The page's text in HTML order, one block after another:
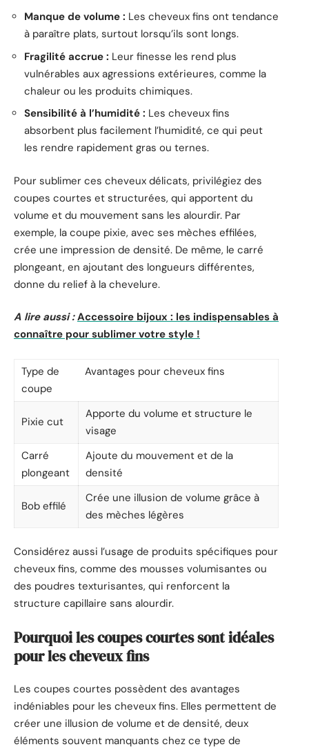
Manque de volume : Les cheveux fins ont tendance
à paraître plats, surtout lorsqu’ils sont longs.
Fragilité accrue : Leur finesse les rend plus
vulnérables aux agressions extérieures, comme la
chaleur ou les produits chimiques.
Sensibilité à l’humidité : Les cheveux fins
absorbent plus facilement l’humidité, ce qui peut
les rendre rapidement gras ou ternes.
Pour sublimer ces cheveux délicats, privilégiez des
coupes courtes et structurées, qui apportent du
volume et du mouvement sans les alourdir. Par
exemple, la coupe pixie, avec ses mèches effilées,
crée une impression de densité. De même, le carré
plongeant, en ajoutant des longueurs différentes,
donne du relief à la chevelure.
A lire aussi : Accessoire bijoux : les indispensables à
connaître pour sublimer votre style !
Type de
coupe
Avantages pour cheveux fins
Pixie cut
Apporte du volume et structure le
visage
Carré
plongeant
Ajoute du mouvement et de la
densité
Bob effilé
Crée une illusion de volume grâce à
des mèches légères
Considérez aussi l’usage de produits spécifiques pour
cheveux fins, comme des mousses volumisantes ou
des poudres texturisantes, qui renforcent la
structure capillaire sans alourdir.
Pourquoi les coupes courtes sont idéales
pour les cheveux fins
Les coupes courtes possèdent des avantages
indéniables pour les cheveux fins. Elles permettent de
créer une illusion de volume et de densité, deux
éléments souvent manquants chez ce type de